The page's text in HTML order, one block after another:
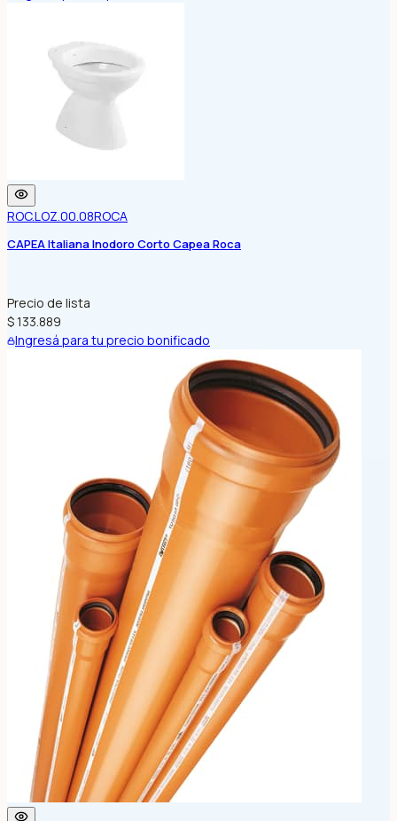
ROC.LOZ.00.08ROCA
CAPEA Italiana Inodoro Corto Capea Roca
Precio de lista
$ 133.889
Ingresá para tu precio bonificado